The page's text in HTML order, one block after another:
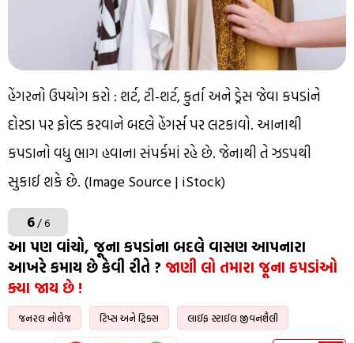
હેંગરનો ઉપયોગ કરો : શર્ટ, ટી-શર્ટ, કુર્તા અને ડ્રેસ જેવા કપડાંને
દોરડા પર ફોલ્ડ કરવાને બદલે હેંગર્સ પર લટકાવો. આનાથી
કપડાનો વધુ ભાગ હવાના સંપર્કમાં રહે છે. જેનાથી તે ઝડપથી
સુકાઈ શકે છે. (Image Source | iStock)
6/ 6
આ પણ વાંચો, જૂના કપડાંના બદલે વાસણ આપનારા
આખરે કમાય છે કેવી રીતે ? જાણી લો તમારા જૂના કપડાંઓ
ક્યા જાય છે !
જનરલ નોલેજ ટિપ્સ અને ટ્રિક્સ લાઈફ સ્ટાઈલ જીવનશૈલી